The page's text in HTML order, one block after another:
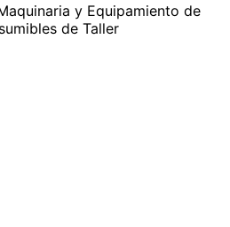
y Equipamiento de
de Taller